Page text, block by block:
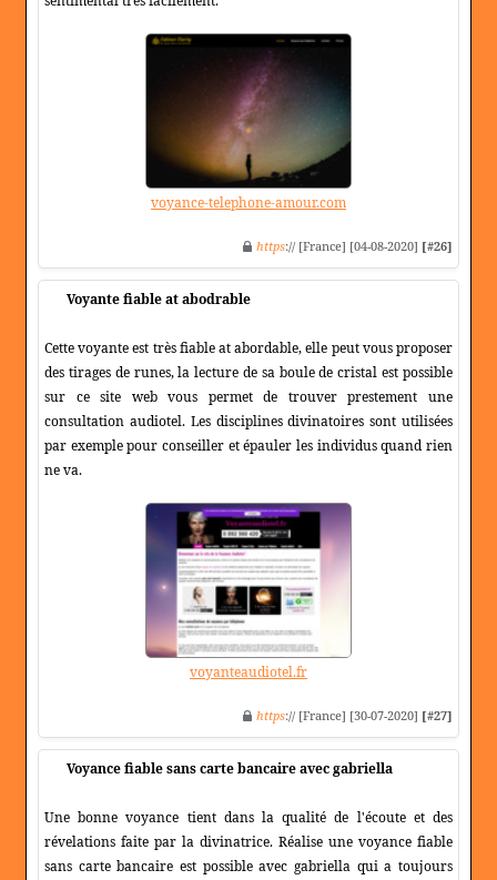
voyance-telephone-amour.com
https:// [France] [04-08-2020] [#26]
Voyante fiable at abodrable
Cette voyante est très fiable at abordable, elle peut vous proposer
des tirages de runes, la lecture de sa boule de cristal est possible
sur ce site web vous permet de trouver prestement une
consultation audiotel. Les disciplines divinatoires sont utilisées
par exemple pour conseiller et épauler les individus quand rien
ne va.
voyanteaudiotel.fr
https:// [France] [30-07-2020] [#27]
Voyance fiable sans carte bancaire avec gabriella
Une bonne voyance tient dans la qualité de l'écoute et des
révelations faite par la divinatrice. Réalise une voyance fiable
sans carte bancaire est possible avec gabriella qui a toujours